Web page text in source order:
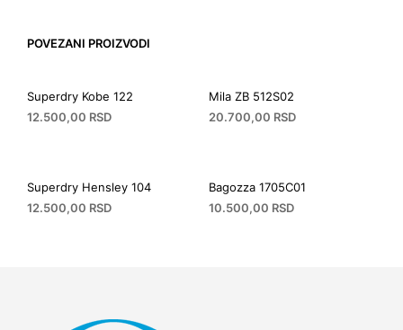
POVEZANI PROIZVODI
Superdry Kobe 122
12.500,00 RSD
Mila ZB 512S02
20.700,00 RSD
Superdry Hensley 104
12.500,00 RSD
Bagozza 1705C01
10.500,00 RSD